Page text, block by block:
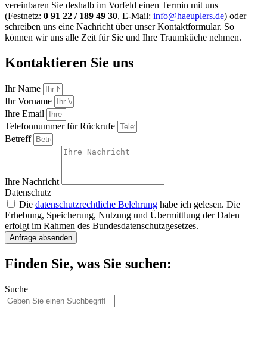
vereinbaren Sie deshalb im Vorfeld einen Termin mit uns
(Festnetz: 0 91 22 / 189 49 30, E-Mail: info@haeuplers.de) oder
schreiben uns eine Nachricht über unser Kontaktformular. So
können wir uns alle Zeit für Sie und Ihre Traumküche nehmen.
Kontaktieren Sie uns
Ihr Name
Ihr Vorname
Ihre Email
Telefonnummer für Rückrufe
Betreff
Ihre Nachricht
Datenschutz
Die datenschutzrechtliche Belehrung habe ich gelesen. Die
Erhebung, Speicherung, Nutzung und Übermittlung der Daten
erfolgt im Rahmen des Bundesdatenschutzgesetzes.
Anfrage absenden
Finden Sie, was Sie suchen:
Suche